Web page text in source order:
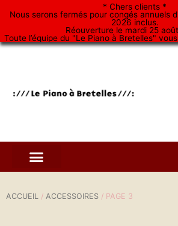
* Chers clients *
Nous serons fermés pour congés annuels
2026 inclus.
Réouverture le mardi 25
Toute l’équipe du "Le Piano à Bretelles"
vacances. *
ACCUEIL / ACCESSOIRES / PAGE 3